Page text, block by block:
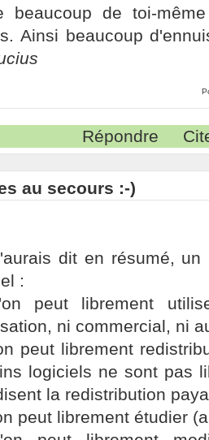
beaucoup de toi-
Ainsi beaucoup
Répondre
au secours :-)
dit en résumé,
:
peut librement
ni commercial, ni
peut librement
logiciels ne sont pas
la redistribution
peut librement étudier